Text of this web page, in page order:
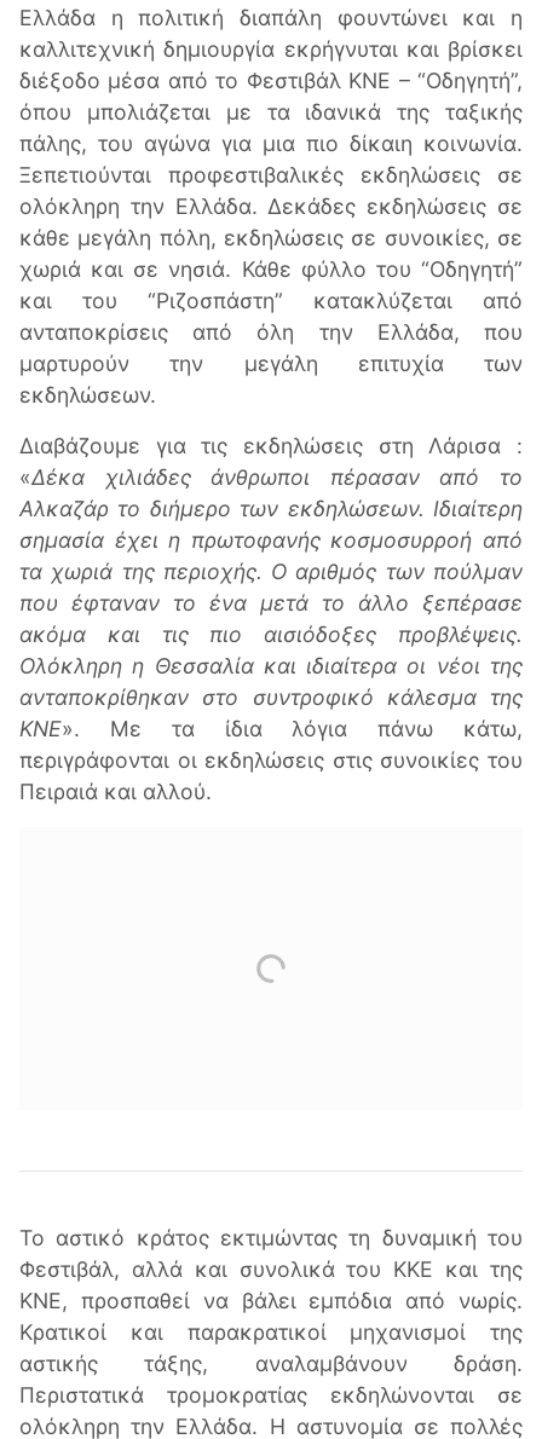
Ελλάδα η πολιτική διαπάλη φουντώνει και η
καλλιτεχνική δημιουργία εκρήγνυται και βρίσκει
διέξοδο μέσα από το Φεστιβάλ ΚΝΕ – “Οδηγητή”,
όπου μπολιάζεται με τα ιδανικά της ταξικής
πάλης, του αγώνα για μια πιο δίκαιη κοινωνία.
Ξεπετιούνται προφεστιβαλικές εκδηλώσεις σε
ολόκληρη την Ελλάδα. Δεκάδες εκδηλώσεις σε
κάθε μεγάλη πόλη, εκδηλώσεις σε συνοικίες, σε
χωριά και σε νησιά. Κάθε φύλλο του “Οδηγητή”
και του “Ριζοσπάστη” κατακλύζεται από
ανταποκρίσεις από όλη την Ελλάδα, που
μαρτυρούν την μεγάλη επιτυχία των
εκδηλώσεων.
Διαβάζουμε για τις εκδηλώσεις στη Λάρισα :
«Δέκα χιλιάδες άνθρωποι πέρασαν από το
Αλκαζάρ το διήμερο των εκδηλώσεων. Ιδιαίτερη
σημασία έχει η πρωτοφανής κοσμοσυρροή από
τα χωριά της περιοχής. Ο αριθμός των πούλμαν
που έφταναν το ένα μετά το άλλο ξεπέρασε
ακόμα και τις πιο αισιόδοξες προβλέψεις.
Ολόκληρη η Θεσσαλία και ιδιαίτερα οι νέοι της
ανταποκρίθηκαν στο συντροφικό κάλεσμα της
ΚΝΕ». Με τα ίδια λόγια πάνω κάτω,
περιγράφονται οι εκδηλώσεις στις συνοικίες του
Πειραιά και αλλού.
Το αστικό κράτος εκτιμώντας τη δυναμική του
Φεστιβάλ, αλλά και συνολικά του ΚΚΕ και της
ΚΝΕ, προσπαθεί να βάλει εμπόδια από νωρίς.
Κρατικοί και παρακρατικοί μηχανισμοί της
αστικής τάξης, αναλαμβάνουν δράση.
Περιστατικά τρομοκρατίας εκδηλώνονται σε
ολόκληρη την Ελλάδα. Η αστυνομία σε πολλές